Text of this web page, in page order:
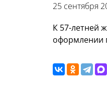
25 сентября
К 57-летней
оформлении